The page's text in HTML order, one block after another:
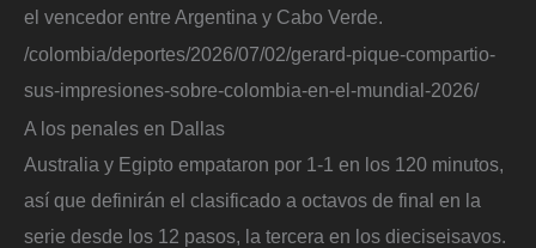
el vencedor entre Argentina y Cabo Verde.
/colombia/deportes/2026/07/02/gerard-pique-compartio-
sus-impresiones-sobre-colombia-en-el-mundial-2026/
A los penales en Dallas
Australia y Egipto empataron por 1-1 en los 120 minutos,
así que definirán el clasificado a octavos de final en la
serie desde los 12 pasos, la tercera en los dieciseisavos.